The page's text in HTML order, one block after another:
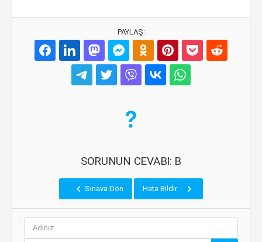
PAYLAŞ:
SORUNUN CEVABI: B
Sınava Dön Hata Bildir